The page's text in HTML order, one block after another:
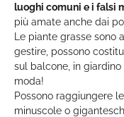
luoghi comuni e i falsi
più amate anche dai
Le piante grasse sono
gestire, possono
sul balcone, in
moda!
Possono raggiungere
minuscole o